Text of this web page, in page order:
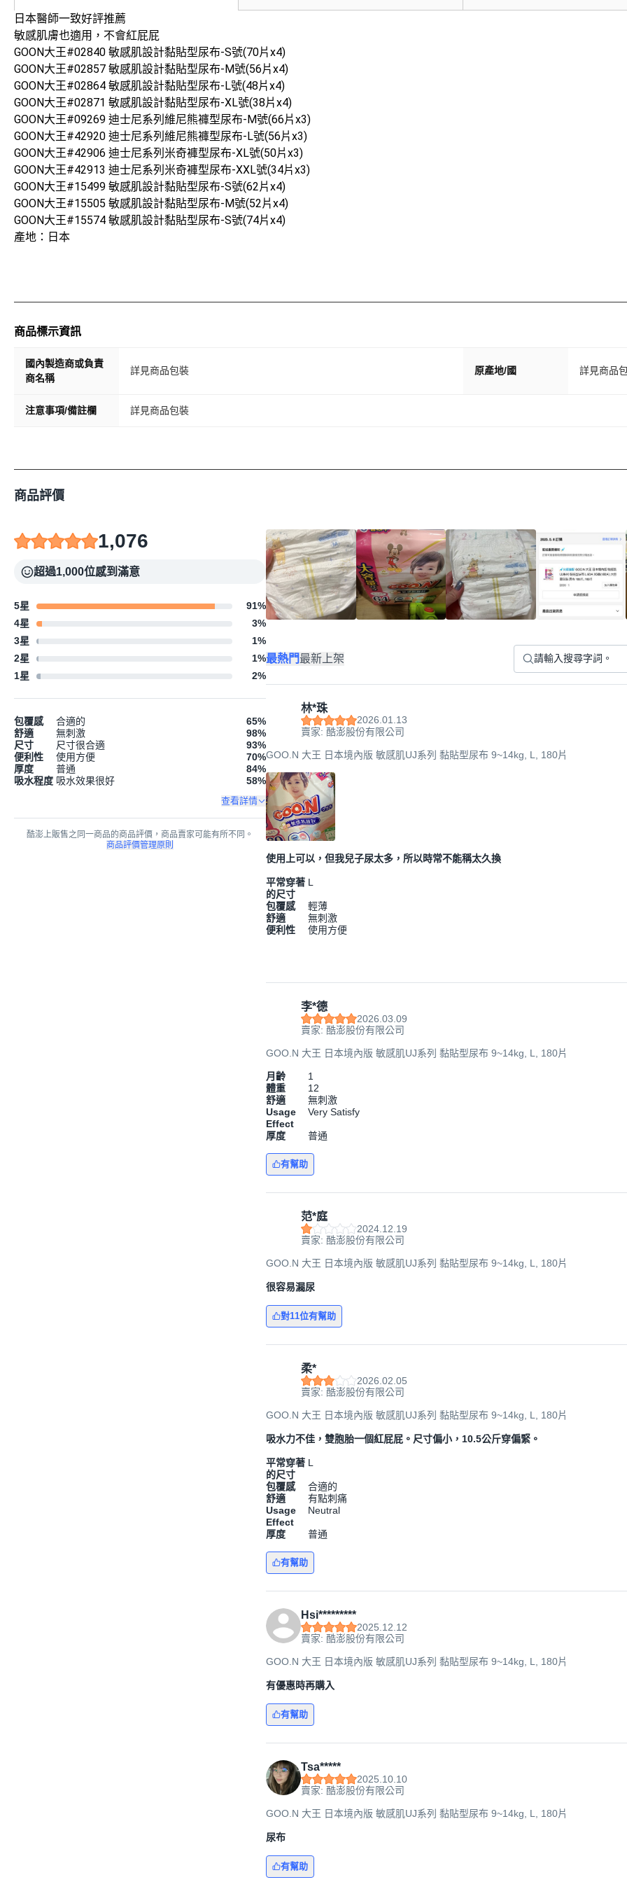
日本醫師一致好評推薦
敏感肌膚也適用，不會紅屁屁
GOON大王#02840 敏感肌設計黏貼型尿布-S號(70片x4)
GOON大王#02857 敏感肌設計黏貼型尿布-M號(56片x4)
GOON大王#02864 敏感肌設計黏貼型尿布-L號(48片x4)
GOON大王#02871 敏感肌設計黏貼型尿布-XL號(38片x4)
GOON大王#09269 迪士尼系列維尼熊褲型尿布-M號(66片x3)
GOON大王#42920 迪士尼系列維尼熊褲型尿布-L號(56片x3)
GOON大王#42906 迪士尼系列米奇褲型尿布-XL號(50片x3)
GOON大王#42913 迪士尼系列米奇褲型尿布-XXL號(34片x3)
GOON大王#15499 敏感肌設計黏貼型尿布-S號(62片x4)
GOON大王#15505 敏感肌設計黏貼型尿布-M號(52片x4)
GOON大王#15574 敏感肌設計黏貼型尿布-S號(74片x4)
產地：日本
商品標示資訊
國內製造商或負責
商名稱
詳見商品包裝 原產地/國 詳見商品
注意事項/備註欄 詳見商品包裝
商品評價
1,076
超過1,000位感到滿意
5星 91%
4星
3%
3星
1%
2星
1%
1星
2%
包覆感 合適的 65%
舒適
無刺激 98%
尺寸
尺寸很合適 93%
便利性
使用方便 70%
厚度
普通 84%
吸水程度 吸水效果很好 58%
查看詳情
酷澎上販售之同一商品的商品評價，商品賣家可能有所不同。
商品評價管理原則
最熱門最新上架
林*珠
2026.01.13
賣家: 酷澎股份有限公司
GOO.N 大王 日本境內版 敏感肌UJ系列 黏貼型尿布 9~14kg, L, 180片
使用上可以，但我兒子尿太多，所以時常不能稱太久換
平常穿著
的尺寸
L
包覆感
輕薄
舒適
無刺激
便利性
使用方便
李*德
2026.03.09
賣家: 酷澎股份有限公司
GOO.N 大王 日本境內版 敏感肌UJ系列 黏貼型尿布 9~14kg, L, 180片
月齡
1
體重
12
舒適
無刺激
Usage
Effect
Very Satisfy
厚度 普通
有幫助
范*庭
2024.12.19
賣家: 酷澎股份有限公司
GOO.N 大王 日本境內版 敏感肌UJ系列 黏貼型尿布 9~14kg, L, 180片
很容易漏尿
對11位有幫助
柔*
2026.02.05
賣家: 酷澎股份有限公司
GOO.N 大王 日本境內版 敏感肌UJ系列 黏貼型尿布 9~14kg, L, 180片
吸水力不佳，雙胞胎一個紅屁屁。尺寸偏小，10.5公斤穿偏緊。
平常穿著
的尺寸
L
包覆感
合適的
舒適
有點刺痛
Usage
Effect
Neutral
厚度 普通
有幫助
Hsi*********
2025.12.12
賣家: 酷澎股份有限公司
GOO.N 大王 日本境內版 敏感肌UJ系列 黏貼型尿布 9~14kg, L, 180片
有優惠時再購入
有幫助
Tsa*****
2025.10.10
賣家: 酷澎股份有限公司
GOO.N 大王 日本境內版 敏感肌UJ系列 黏貼型尿布 9~14kg, L, 180片
尿布
有幫助